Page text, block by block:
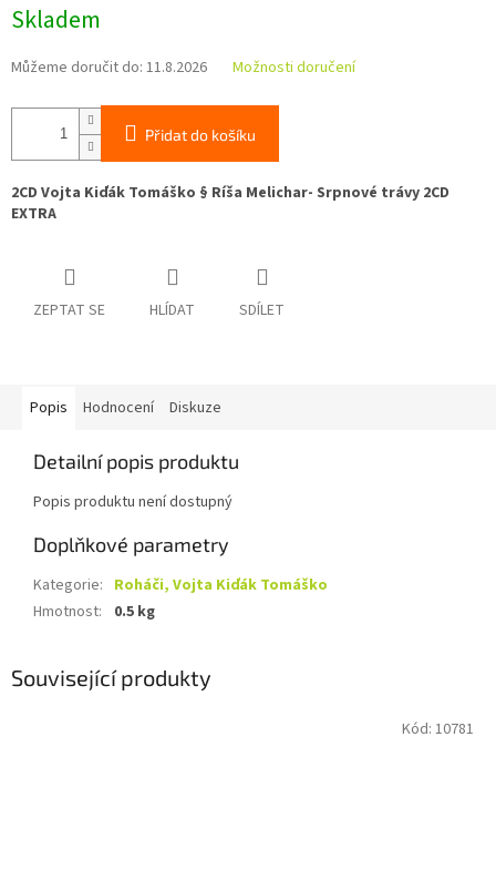
cena:
Skladem
Můžeme doručit do: 11.8.2026 Možnosti doručení
Přidat do košíku
2CD Vojta Kiďák Tomáško § Ríša Melichar- Srpnové trávy 2CD
EXTRA
ZEPTAT SE HLÍDAT SDÍLET
Popis Hodnocení Diskuze
Detailní popis produktu
Popis produktu není dostupný
Doplňkové parametry
Kategorie: Roháči, Vojta Kiďák Tomáško
Hmotnost: 0.5 kg
Související produkty
Kód: 10781